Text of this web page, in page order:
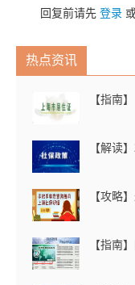
回复前请先 登录
热点资讯
【指南
【解读
【攻略
【指南